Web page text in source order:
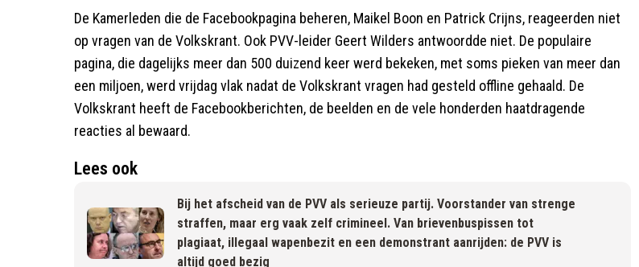
De Kamerleden die de Facebookpagina beheren, Maikel Boon en Patrick Crijns, reageerden niet
op vragen van de Volkskrant. Ook PVV-leider Geert Wilders antwoordde niet. De populaire
pagina, die dagelijks meer dan 500 duizend keer werd bekeken, met soms pieken van meer dan
een miljoen, werd vrijdag vlak nadat de Volkskrant vragen had gesteld offline gehaald. De
Volkskrant heeft de Facebookberichten, de beelden en de vele honderden haatdragende
reacties al bewaard.
Lees ook
Bij het afscheid van de PVV als serieuze partij. Voorstander van strenge
straffen, maar erg vaak zelf crimineel. Van brievenbuspissen tot
plagiaat, illegaal wapenbezit en een demonstrant aanrijden: de PVV is
altijd goed bezig